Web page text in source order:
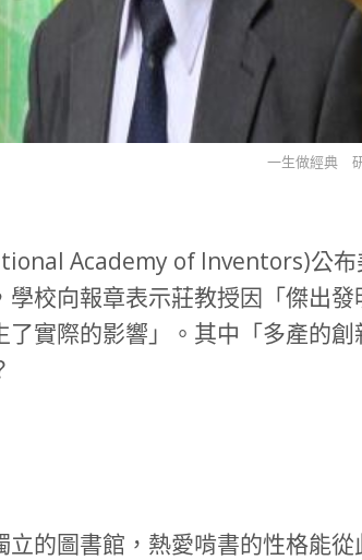
一生做經典
Academy of Inventors)公
校向報章表示莊教授因「傑出
實際的影響」。其中「多產的
的圖書館，熱愛啃書的性格能